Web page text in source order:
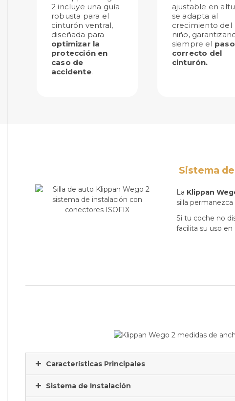
2 incluye una guía
robusta para el
cinturón ventral,
diseñada para
optimizar la
protección en
caso de
accidente.
ajustable en
se adapta al
crecimiento del
niño,
siempre el paso
correcto del
cinturón.
Sistema
La Klippan
silla
Si tu coche no
facilita su uso
Características Principales
Sistema de Instalación